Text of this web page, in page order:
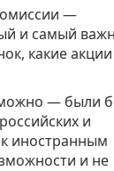
—
и самый
какие акции
— были
и
иностранным
и не